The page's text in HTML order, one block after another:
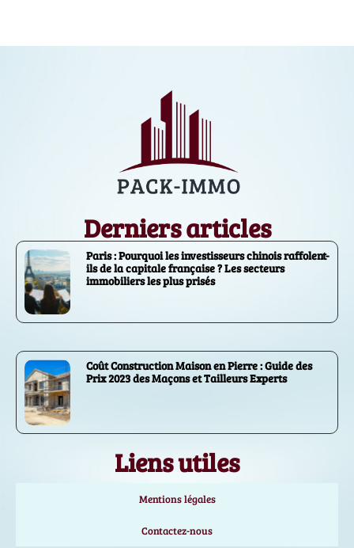
Derniers articles
Paris : Pourquoi les investisseurs chinois raffolent-
ils de la capitale française ? Les secteurs
immobiliers les plus prisés
Coût Construction Maison en Pierre : Guide des
Prix 2023 des Maçons et Tailleurs Experts
Liens utiles
Mentions légales
Contactez-nous